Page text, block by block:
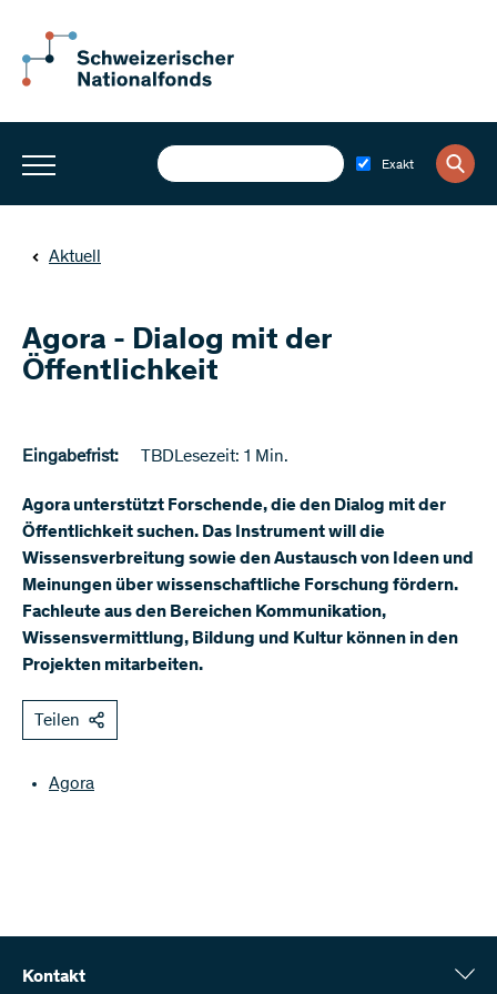
Exakt
Aktuell
Agora - Dialog mit der
Öffentlichkeit
Eingabefrist: TBDLesezeit: 1 Min.
Agora unterstützt Forschende, die den Dialog mit der
Öffentlichkeit suchen. Das Instrument will die
Wissensverbreitung sowie den Austausch von Ideen und
Meinungen über wissenschaftliche Forschung fördern.
Fachleute aus den Bereichen Kommunikation,
Wissensvermittlung, Bildung und Kultur können in den
Projekten mitarbeiten.
Teilen
Agora
Kontakt